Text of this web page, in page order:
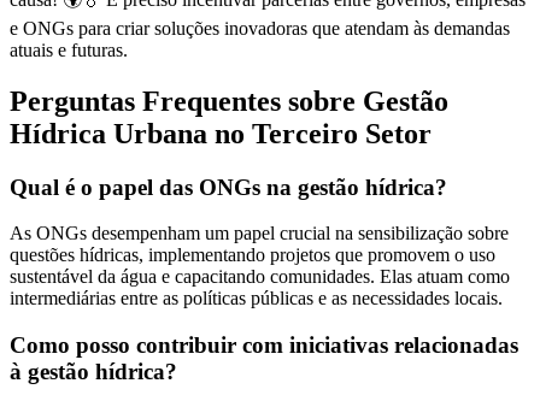
e ONGs para criar soluções inovadoras que atendam às demandas
atuais e futuras.
Perguntas Frequentes sobre Gestão
Hídrica Urbana no Terceiro Setor
Qual é o papel das ONGs na gestão hídrica?
As ONGs desempenham um papel crucial na sensibilização sobre
questões hídricas, implementando projetos que promovem o uso
sustentável da água e capacitando comunidades. Elas atuam como
intermediárias entre as políticas públicas e as necessidades locais.
Como posso contribuir com iniciativas relacionadas
à gestão hídrica?